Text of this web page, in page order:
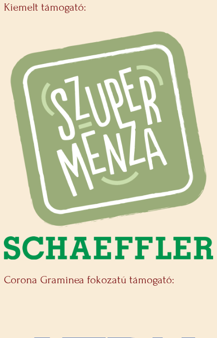
Kiemelt támogató:
Corona Graminea fokozatú támogató: